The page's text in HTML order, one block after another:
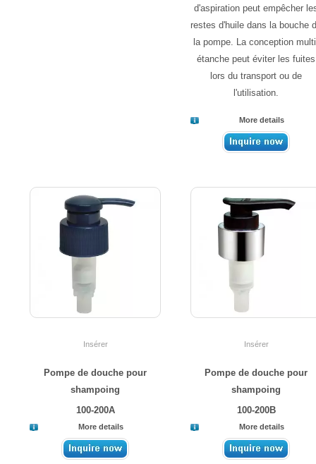
d'aspiration peut empêcher
restes d'huile dans la bouche
la pompe. La conception
étanche peut éviter les fuites
lors du transport ou de
l'utilisation.
More details
Insérer
Pompe de douche pour
shampoing
100-200A
More details
Insérer
Pompe de douche pour
shampoing
100-200B
More details